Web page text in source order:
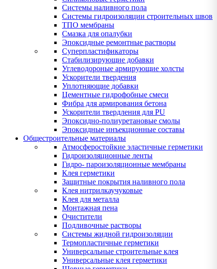
Системы наливного пола
Системы гидроизоляции строительных швов
ТПО мембраны
Смазка для опалубки
Эпоксидные ремонтные растворы
Суперпластификаторы
Стабилизирующие добавки
Углеводороные армирующие холсты
Ускорители твердения
Уплотняющие добавки
Цементные гидрофобные смеси
Фибра для армирования бетона
Ускорители твердления для PU
Эпоксидно-полиуретановые смолы
Эпоксидные инъекционные составы
Общестроительные материалы
Атмосферостойкие эластичные герметики
Гидроизоляционные ленты
Гидро- пароизоляционные мембраны
Клея герметики
Защитные покрытия наливного пола
Клея нитрилкаучуковые
Клея для металла
Монтажная пена
Очистители
Подливочные растворы
Системы жидной гидроизоляции
Термопластичные герметики
Универсальные строительные клея
Универсальные клея герметики